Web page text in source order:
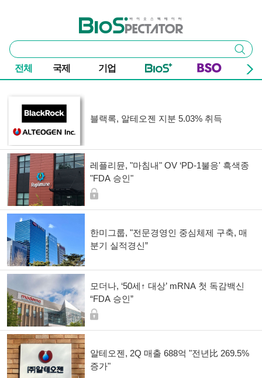
바이오스펙테이터
통
합
검
색
검색
전체 국제 기업
블랙록, 알테오젠 지분 5.03% 취득
레플리뮨, "마침내" OV ‘PD-1불응' 흑색종
"FDA 승인"
한미그룹, "전문경영인 중심체제 구축, 매
분기 실적경신”
모더나, ‘50세↑ 대상’ mRNA 첫 독감백신
“FDA 승인”
알테오젠, 2Q 매출 688억 "전년比 269.5%
증가"